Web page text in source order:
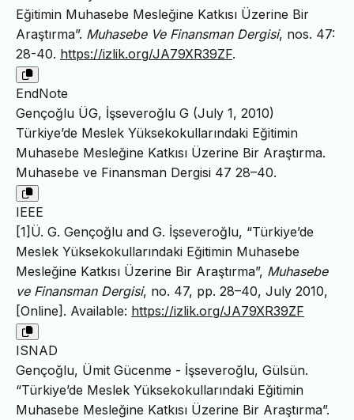
Eğitimin Muhasebe Mesleğine Katkısı Üzerine Bir
Araştırma”. Muhasebe Ve Finansman Dergisi, nos. 47:
28-40. https://izlik.org/JA79XR39ZF.
EndNote
Gençoğlu ÜG, İşseveroğlu G (July 1, 2010)
Türkiye’de Meslek Yüksekokullarındaki Eğitimin
Muhasebe Mesleğine Katkısı Üzerine Bir Araştırma.
Muhasebe ve Finansman Dergisi 47 28–40.
IEEE
[1]Ü. G. Gençoğlu and G. İşseveroğlu, “Türkiye’de
Meslek Yüksekokullarındaki Eğitimin Muhasebe
Mesleğine Katkısı Üzerine Bir Araştırma”, Muhasebe
ve Finansman Dergisi, no. 47, pp. 28–40, July 2010,
[Online]. Available: https://izlik.org/JA79XR39ZF
ISNAD
Gençoğlu, Ümit Gücenme - İşseveroğlu, Gülsün.
“Türkiye’de Meslek Yüksekokullarındaki Eğitimin
Muhasebe Mesleğine Katkısı Üzerine Bir Araştırma”.